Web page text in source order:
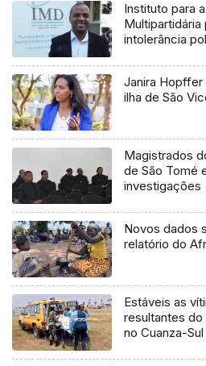
Instituto para
intolerância
Janira Hopffer
ilha de São
Magistrados
de São Tomé
investigações
Novos dados
relatório do
Estáveis as
resultantes
no Cuanza-Sul